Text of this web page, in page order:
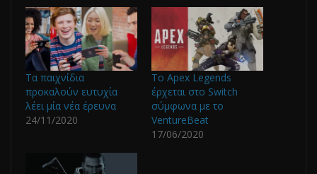
Τα παιχνίδια
προκαλούν ευτυχία
λέει μία νέα έρευνα
24/11/2020
Το Apex Legends
έρχεται στο Switch
σύμφωνα με το
VentureBeat
17/06/2020